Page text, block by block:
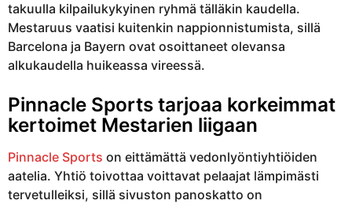
takuulla kilpailukykyinen ryhmä tälläkin kaudella.
Mestaruus vaatisi kuitenkin nappionnistumista, sillä
Barcelona ja Bayern ovat osoittaneet olevansa
alkukaudella huikeassa vireessä.
Pinnacle Sports tarjoaa korkeimmat
kertoimet Mestarien liigaan
Pinnacle Sports on eittämättä vedonlyöntiyhtiöiden
aatelia. Yhtiö toivottaa voittavat pelaajat lämpimästi
tervetulleiksi, sillä sivuston panoskatto on